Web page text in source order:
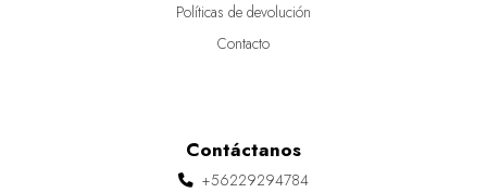
Políticas de devolución
Contacto
Contáctanos
+56229294784